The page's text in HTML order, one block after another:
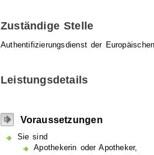
Zuständige Stelle
Authentifizierungsdienst der
Leistungsdetails
Voraussetzungen
Sie sind
Apothekerin oder Apotheker,